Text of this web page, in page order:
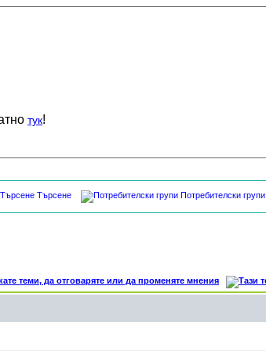
тук!
Търсене Потребителски групи